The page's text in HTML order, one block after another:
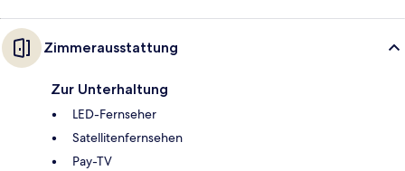
Zimmerausstattung
Zur Unterhaltung
LED-Fernseher
Satellitenfernsehen
Pay-TV